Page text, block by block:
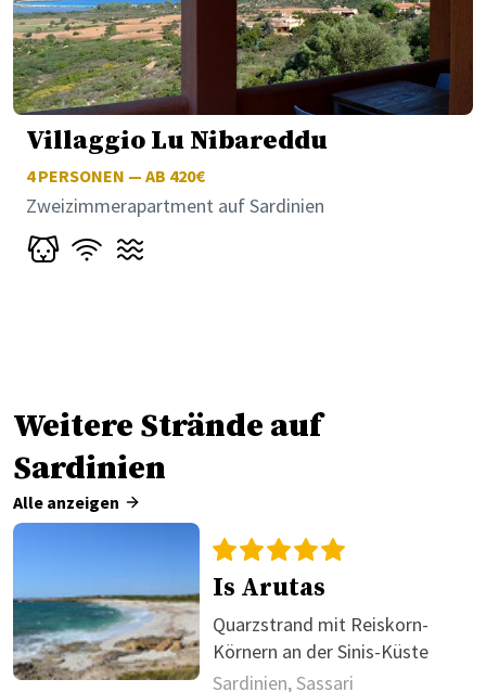
Villaggio Lu Nibareddu
4PERSONEN — AB 420€
Zweizimmerapartment auf Sardinien
Weitere Strände auf
Sardinien
Alle anzeigen
Is Arutas
Quarzstrand mit Reiskorn-
Körnern an der Sinis-Küste
Sardinien, Sassari